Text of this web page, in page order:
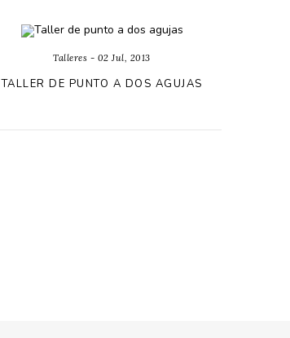
Talleres - 02 Jul, 2013
TALLER DE PUNTO A DOS AGUJAS